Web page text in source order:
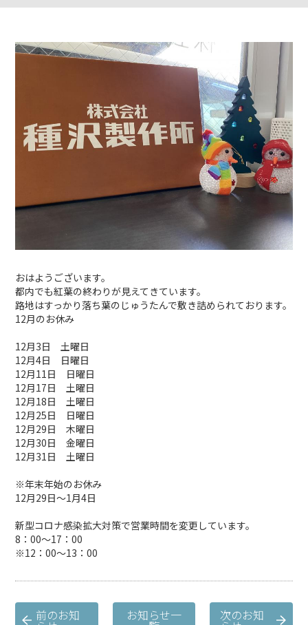
おはようございます。
都内でも紅葉の終わりが見えてきています。
路地はすっかり落ち葉のじゅうたんで敷き詰められております。
12月のお休み
12月3日 土曜日
12月4日 日曜日
12月11日 日曜日
12月17日 土曜日
12月18日 土曜日
12月25日 日曜日
12月29日 木曜日
12月30日 金曜日
12月31日 土曜日
※年末年始のお休み
12月29日～1月4日
新型コロナ感染拡大対策で営業時間を変更しています。
8：00～17：00
※12：00～13：00
前のお知 お知らせ一 次のお知